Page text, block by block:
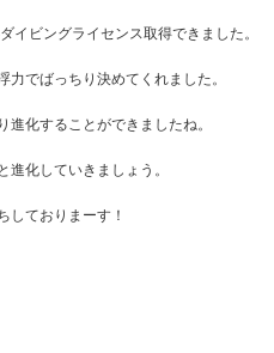
イビングライセンス取得できました。
力でばっちり決めてくれました。
進化することができましたね。
進化していきましょう。
しておりまーす！